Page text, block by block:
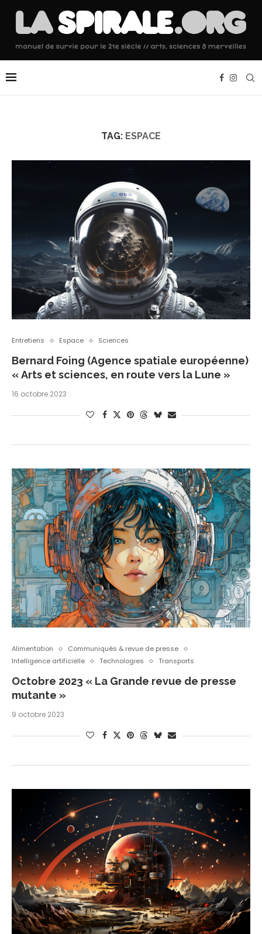
TAG: ESPACE
Entretiens Espace Sciences
Bernard Foing (Agence spatiale européenne)
« Arts et sciences, en route vers la Lune »
16 octobre 2023
Alimentation
Communiqués & revue de presse
Intelligence artificielle
Technologies Transports
Octobre 2023 « La Grande revue de presse
mutante »
9 octobre 2023